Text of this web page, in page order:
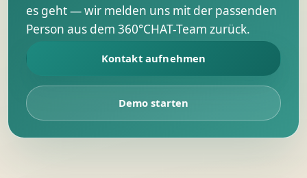
es geht — wir melden uns mit der passenden
Person aus dem 360°CHAT-Team zurück.
Kontakt aufnehmen
Demo starten